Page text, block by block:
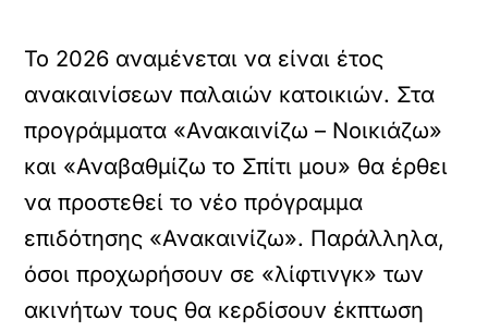
Το 2026 αναμένεται να είναι έτος
ανακαινίσεων παλαιών κατοικιών. Στα
προγράμματα «Ανακαινίζω – Νοικιάζω»
και «Αναβαθμίζω το Σπίτι μου» θα έρθει
να προστεθεί το νέο πρόγραμμα
επιδότησης «Ανακαινίζω». Παράλληλα,
όσοι προχωρήσουν σε «λίφτινγκ» των
ακινήτων τους θα κερδίσουν έκπτωση